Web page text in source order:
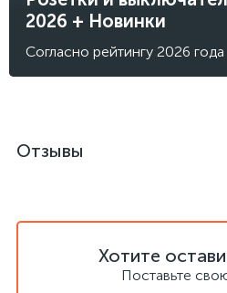
2026 + Новинки
Согласно рейтингу 2026 года
Отзывы
Хотите
Поставьте